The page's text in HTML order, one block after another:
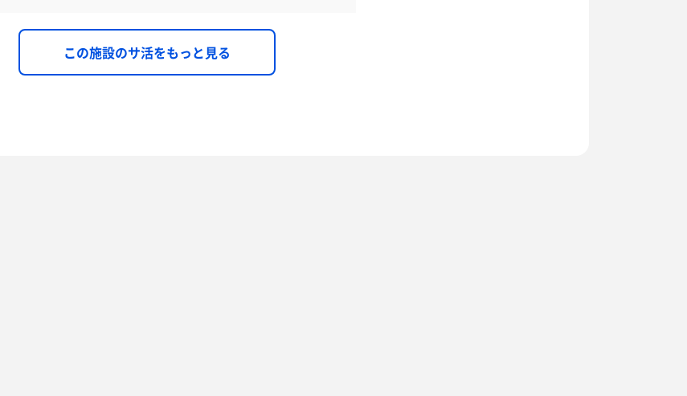
この施設のサ活をもっと見る